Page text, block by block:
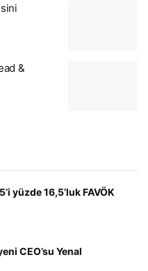
&
yüzde 16,5’luk FAVÖK
CEO’su Yenal